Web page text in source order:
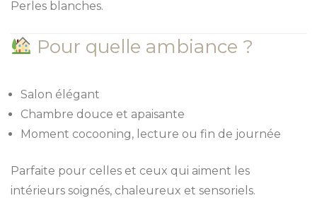
Perles blanches.
Pour quelle ambiance ?
Salon élégant
Chambre douce et apaisante
Moment cocooning, lecture ou fin de journée
Parfaite pour celles et ceux qui aiment les
intérieurs soignés, chaleureux et sensoriels.